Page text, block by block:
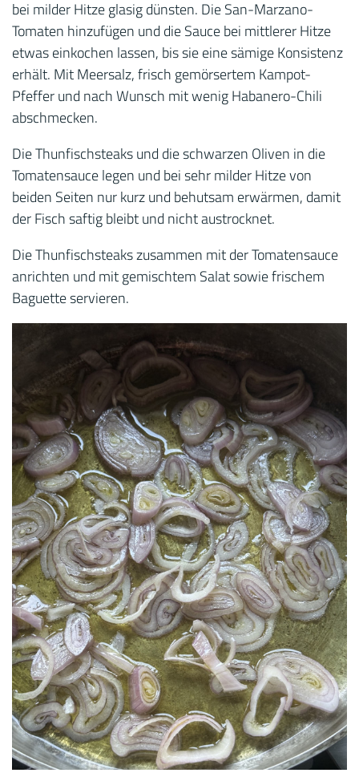
bei milder Hitze glasig dünsten. Die San-Marzano-
Tomaten hinzufügen und die Sauce bei mittlerer Hitze
etwas einkochen lassen, bis sie eine sämige Konsistenz
erhält. Mit Meersalz, frisch gemörsertem Kampot-
Pfeffer und nach Wunsch mit wenig Habanero-Chili
abschmecken.
Die Thunfischsteaks und die schwarzen Oliven in die
Tomatensauce legen und bei sehr milder Hitze von
beiden Seiten nur kurz und behutsam erwärmen, damit
der Fisch saftig bleibt und nicht austrocknet.
Die Thunfischsteaks zusammen mit der Tomatensauce
anrichten und mit gemischtem Salat sowie frischem
Baguette servieren.